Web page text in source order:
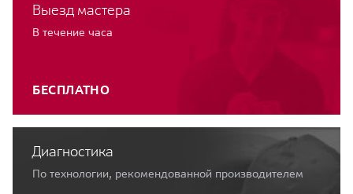
Выезд мастера
В течение часа
БЕСПЛАТНО
Диагностика
По технологии, рекомендованной производителем